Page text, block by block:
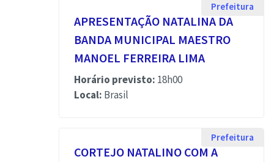
APRESENTAÇÃO NATALINA DA
BANDA MUNICIPAL MAESTRO
MANOEL FERREIRA LIMA
Horário previsto: 18h00
Local: Brasil
Prefeitura
CORTEJO NATALINO COM A
Prefeitura